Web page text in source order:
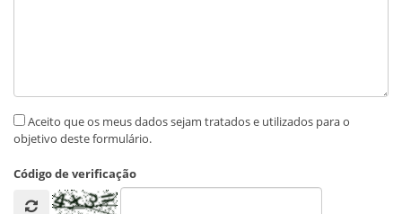
Aceito que os meus dados sejam tratados e utilizados para o
objetivo deste formulário.
Código de verificação